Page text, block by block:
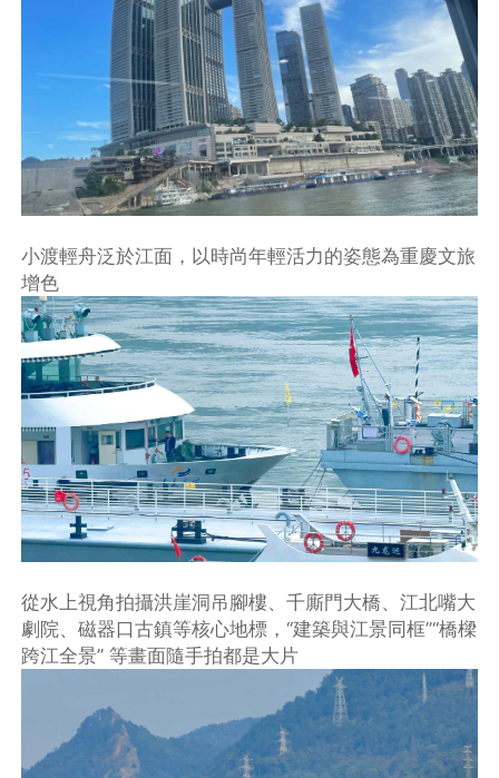
小渡輕舟泛於江面，以時尚年輕活力的姿態為重慶文旅
增色
從水上視角拍攝洪崖洞吊腳樓、千廝門大橋、江北嘴大
劇院、磁器口古鎮等核心地標，“建築與江景同框”“橋樑
跨江全景” 等畫面隨手拍都是大片